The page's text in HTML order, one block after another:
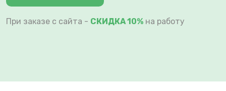
При заказе с сайта - СКИДКА 10% на работу